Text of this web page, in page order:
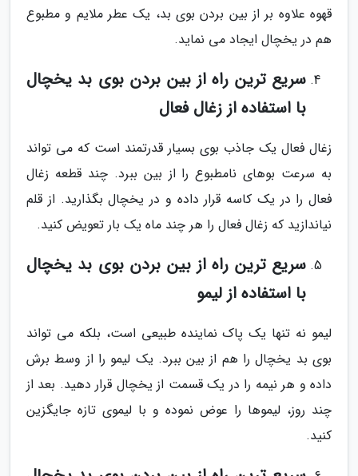
قهوه علاوه بر از بین بردن بوی بد، یک عطر ملایم و مطبوع
هم در یخچال ایجاد می نماید.
سریع ترین راه از بین بردن بوی بد یخچال
با استفاده از زغال فعال
زغال فعال یک جاذب بوی بسیار قدرتمند است که می تواند
به سرعت بوهای نامطبوع را از بین ببرد. چند قطعه زغال
فعال را در یک کاسه قرار داده و در یخچال بگذارید. از قلم
نیاندازید که زغال فعال را هر چند ماه یک بار تعویض کنید.
سریع ترین راه از بین بردن بوی بد یخچال
با استفاده از لیمو
لیمو نه تنها یک پاک نماینده طبیعی است، بلکه می تواند
بوی بد یخچال را هم از بین ببرد. یک لیمو را از وسط برش
داده و هر نیمه را در یک قسمت از یخچال قرار دهید. بعد از
چند روز، لیموها را عوض نموده و با لیموی تازه جایگزین
کنید.